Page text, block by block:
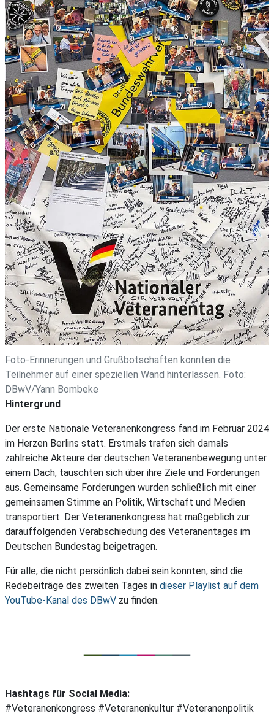
Foto-Erinnerungen und Grußbotschaften konnten die
Teilnehmer auf einer speziellen Wand hinterlassen. Foto:
DBwV/Yann Bombeke
Hintergrund
Der erste Nationale Veteranenkongress fand im Februar 2024
im Herzen Berlins statt. Erstmals trafen sich damals
zahlreiche Akteure der deutschen Veteranenbewegung unter
einem Dach, tauschten sich über ihre Ziele und Forderungen
aus. Gemeinsame Forderungen wurden schließlich mit einer
gemeinsamen Stimme an Politik, Wirtschaft und Medien
transportiert. Der Veteranenkongress hat maßgeblich zur
darauffolgenden Verabschiedung des Veteranentages im
Deutschen Bundestag beigetragen.
Für alle, die nicht persönlich dabei sein konnten, sind die
Redebeiträge des zweiten Tages in dieser Playlist auf dem
YouTube-Kanal des DBwV zu finden.
Hashtags für Social Media:
#Veteranenkongress #Veteranenkultur #Veteranenpolitik